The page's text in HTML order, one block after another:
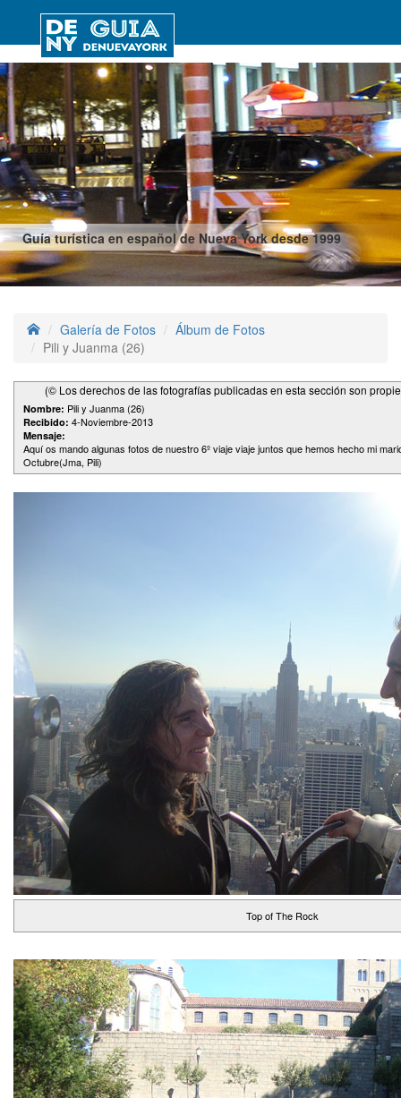
Guía turística en español de Nueva York desde 1999
Galería de Fotos
Álbum de Fotos
Pili y Juanma (26)
(© Los derechos de las fotografías publicadas en esta sección son
Nombre: Pili y Juanma (26)
Recibido: 4-Noviembre-2013
Mensaje:
Aquí os mando algunas fotos de nuestro 6º viaje viaje juntos que hemos hecho mi
Octubre(Jma, Pili)
Top of The Rock